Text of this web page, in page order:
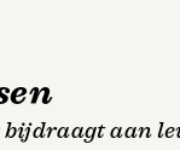
aan